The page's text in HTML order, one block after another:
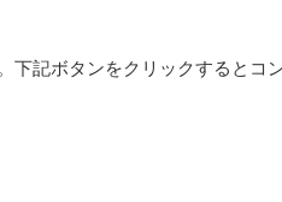
記ボタンをクリックするとコ